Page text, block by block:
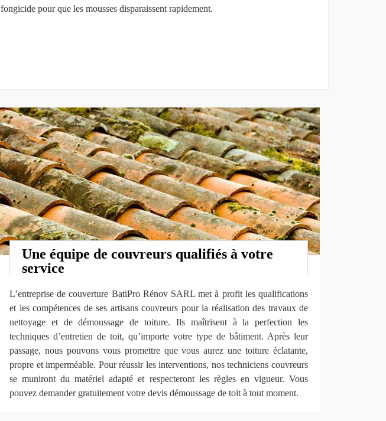
fongicide pour que les mousses disparaissent rapidement.
Une équipe de couvreurs qualifiés à votre
service
L’entreprise de couverture BatiPro Rénov SARL met à profit les qualifications
et les compétences de ses artisans couvreurs pour la réalisation des travaux de
nettoyage et de démoussage de toiture. Ils maîtrisent à la perfection les
techniques d’entretien de toit, qu’importe votre type de bâtiment. Après leur
passage, nous pouvons vous promettre que vous aurez une toiture éclatante,
propre et imperméable. Pour réussir les interventions, nos techniciens couvreurs
se muniront du matériel adapté et respecteront les règles en vigueur. Vous
pouvez demander gratuitement votre devis démoussage de toit à tout moment.